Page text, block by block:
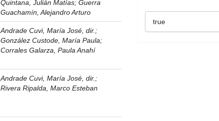
Quintana, Julián Matías;Guerra
Guachamín, Alejandro Arturo
Andrade Cuvi, María José, dir. ;
González Custode, María Paula;
Corrales Galarza, Paula Anahí
Andrade Cuvi, María José, dir. ;
Rivera Ripalda, Marco Esteban
true